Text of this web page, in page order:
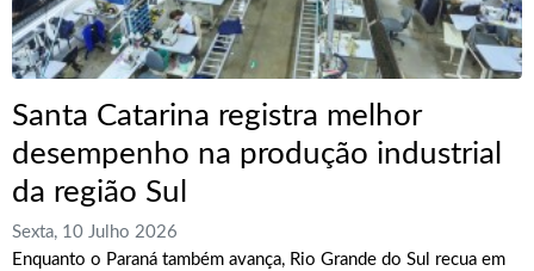
Santa Catarina registra melhor
desempenho na produção industrial
da região Sul
Sexta, 10 Julho 2026
Enquanto o Paraná também avança, Rio Grande do Sul recua em